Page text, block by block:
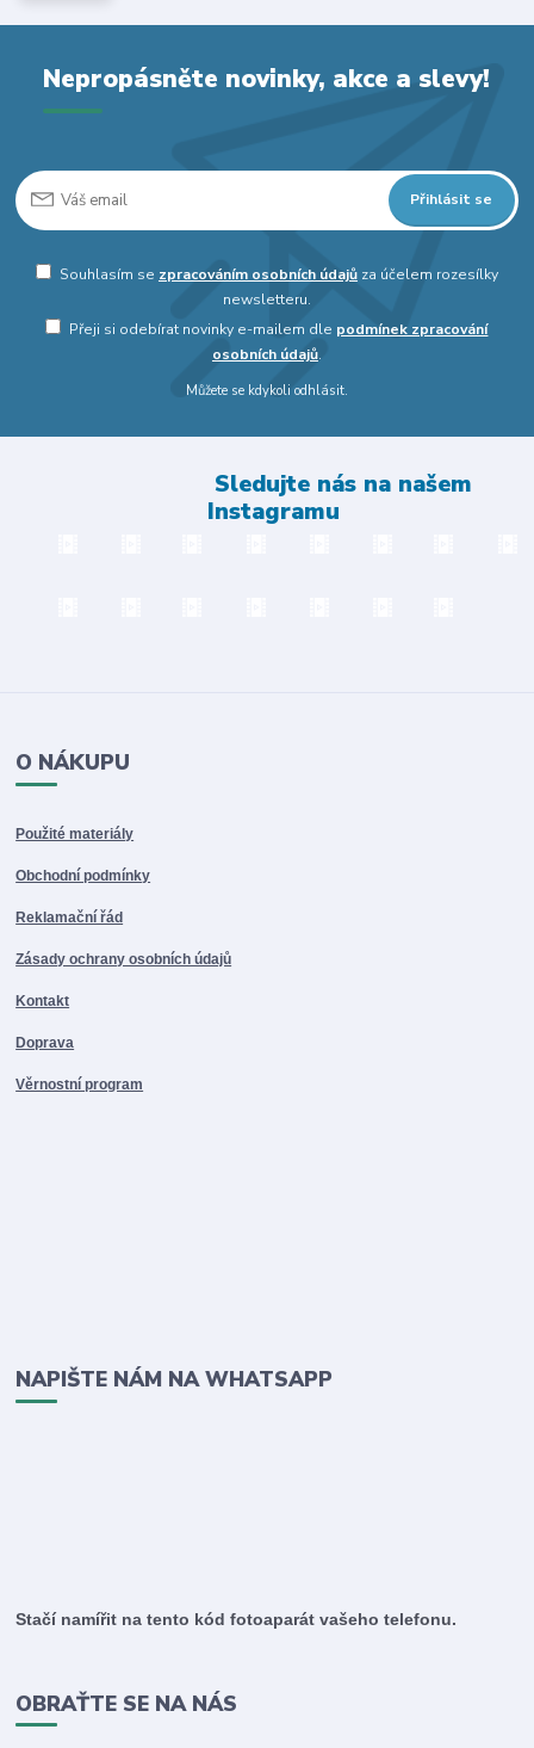
Nepropásněte novinky, akce a slevy!
Přihlásit se
Souhlasím se zpracováním osobních údajůza účelem rozesílky
newsletteru.
Přeji si odebírat novinky e-mailem dle podmínek zpracování
osobních údajů.
Můžete se kdykoli odhlásit.
Sledujte nás na našem
Instagramu
O NÁKUPU
Použité materiály
Obchodní podmínky
Reklamační řád
Zásady ochrany osobních údajů
Kontakt
Doprava
Věrnostní program
NAPIŠTE NÁM NA WHATSAPP
Stačí namířit na tento kód fotoaparát vašeho telefonu.
OBRAŤTE SE NA NÁS